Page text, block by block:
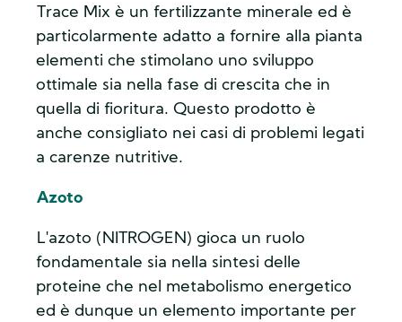
Trace Mix è un fertilizzante minerale ed è
particolarmente adatto a fornire alla pianta
elementi che stimolano uno sviluppo
ottimale sia nella fase di crescita che in
quella di fioritura. Questo prodotto è
anche consigliato nei casi di problemi legati
a carenze nutritive.
Azoto
L'azoto (NITROGEN) gioca un ruolo
fondamentale sia nella sintesi delle
proteine che nel metabolismo energetico
ed è dunque un elemento importante per